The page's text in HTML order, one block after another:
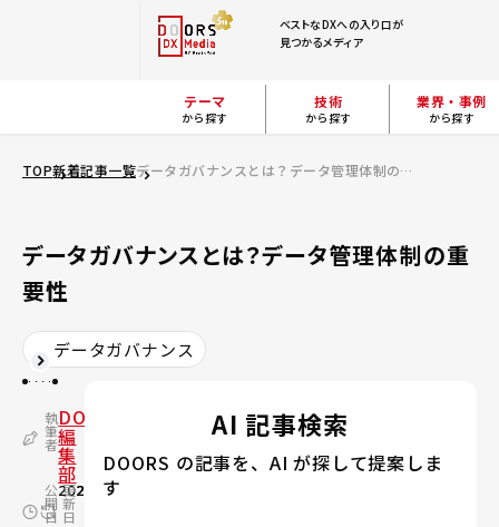
ベストなDXへの入り口が
見つかるメディア
テーマ
から探す
技術
から探す
業界・事例
から探す
TOP新着記事一覧 データガバナンスとは？データ管理体制の重要性
データガバナンスとは？データ管理体制の重
要性
データガバナンス
執
筆
者
DOORS
編
集
部
公
開
日
2022.08.03
更
新
日
2024.02.17
AI 記事検索
DOORS の記事を、AI が探して提案しま
す